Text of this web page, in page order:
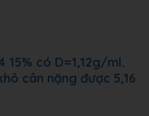
15% có D=1,12g/ml.
cân nặng được 5,16